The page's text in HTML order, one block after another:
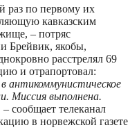
раз по первому их
кавказским
– потряс
Брейвик, якобы,
расстрелял 69
и отрапортовал:
антикоммунистическое
Миссия выполнена.
– сообщает телеканал
в норвежской газете